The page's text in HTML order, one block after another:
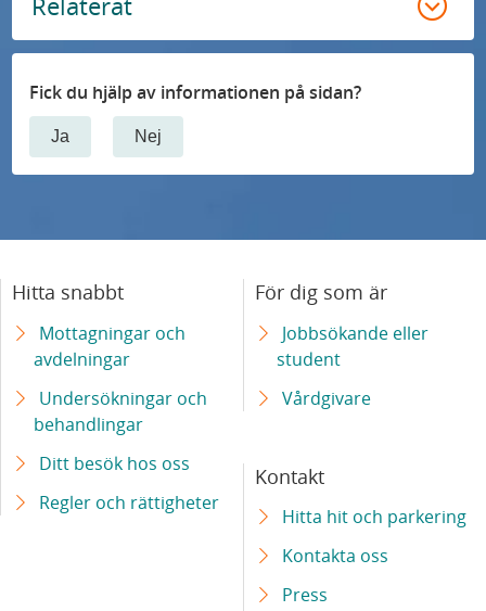
Fick du hjälp av informationen på sidan?
Ja Nej
Hitta snabbt
Mottagningar och
avdelningar
Undersökningar och
behandlingar
Ditt besök hos oss
Regler och rättigheter
För dig som är
Jobbsökande eller
student
Vårdgivare
Kontakt
Hitta hit och parkering
Kontakta oss
Press